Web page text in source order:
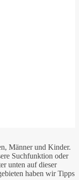
Männer und Kinder.
Suchfunktion oder
unten auf dieser
haben wir Tipps